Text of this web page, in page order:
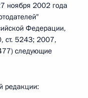
ноября 2002 года
Федерации,
5243; 2007,
следующие
редакции: